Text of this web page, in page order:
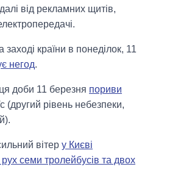
від рекламних щитів,
країни в понеділок, 11
негод.
доби 11 березня пориви
(другий рівень небезпеки,
вітер у Києві
семи тролейбусів та двох